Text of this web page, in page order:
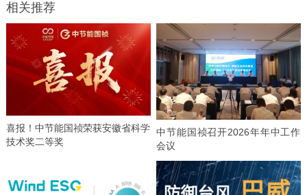
相关推荐
喜报！中节能国祯荣获安徽省科学
技术奖二等奖
中节能国祯召开2026年年中工作
会议